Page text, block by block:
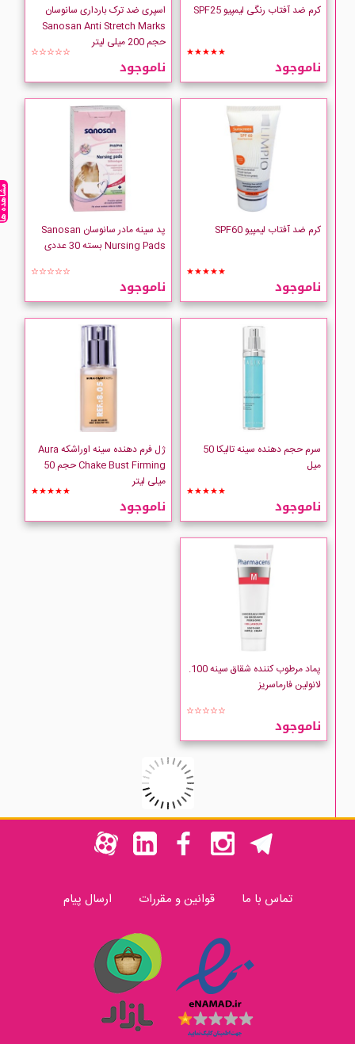
کرم ضد آفتاب رنگی لیمپیو SPF25
★★★★★
ناموجود
اسپری ضد ترک بارداری سانوسان
Sanosan Anti Stretch Marks
حجم 200 میلی لیتر
☆☆☆☆☆
ناموجود
کرم ضد آفتاب لیمپیو SPF60
★★★★★
ناموجود
پد سینه مادر سانوسان Sanosan
Nursing Pads بسته 30 عددی
☆☆☆☆☆
ناموجود
سرم حجم دهنده سینه تالیکا 50
میل
★★★★★
ناموجود
ژل فرم دهنده سینه اوراشکه Aura
Chake Bust Firming حجم 50
میلی لیتر
★★★★★
ناموجود
پماد مرطوب کننده شقاق سینه 100.
لانولین فارماسریز
☆☆☆☆☆
ناموجود
تماس با ما قوانین و مقررات ارسال پیام